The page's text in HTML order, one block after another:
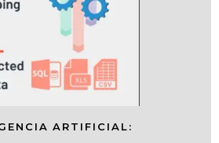
ARTIFICIAL: